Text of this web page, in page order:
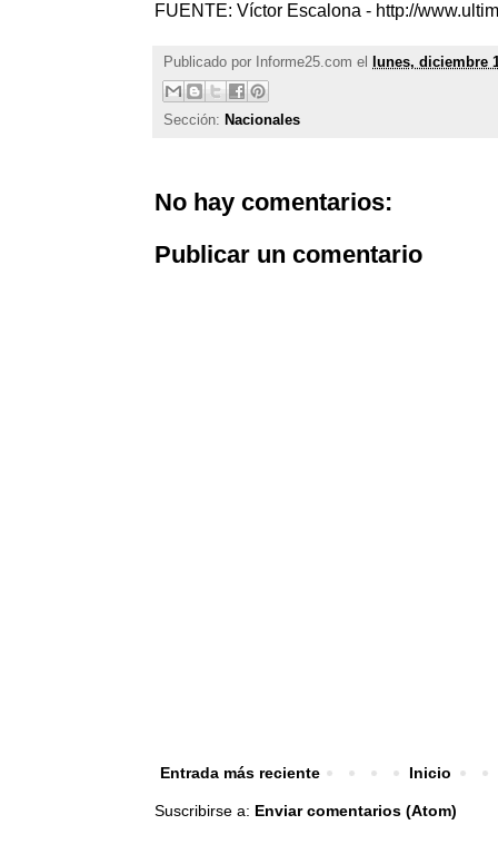
FUENTE: Víctor Escalona - http://
Publicado por Informe25.com el lunes, diciembre
Sección: Nacionales
No hay comentarios:
Publicar un comentario
Entrada más reciente Inicio
Suscribirse a: Enviar comentarios (Atom)